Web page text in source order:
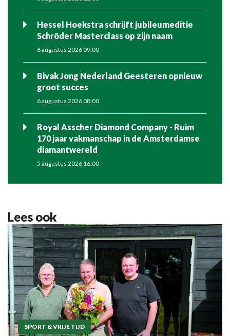
Hessel Hoekstra schrijft jubileumeditie
Schröder Masterclass op zijn naam
6 augustus 2026 09:00
Bivak Jong Nederland Geesteren opnieuw
groot succes
6 augustus 2026 08:00
Royal Asscher Diamond Company - Ruim
170 jaar vakmanschap in de Amsterdamse
diamantwereld
5 augustus 2026 16:00
Lees ook
SPORT & VRIJE TIJD